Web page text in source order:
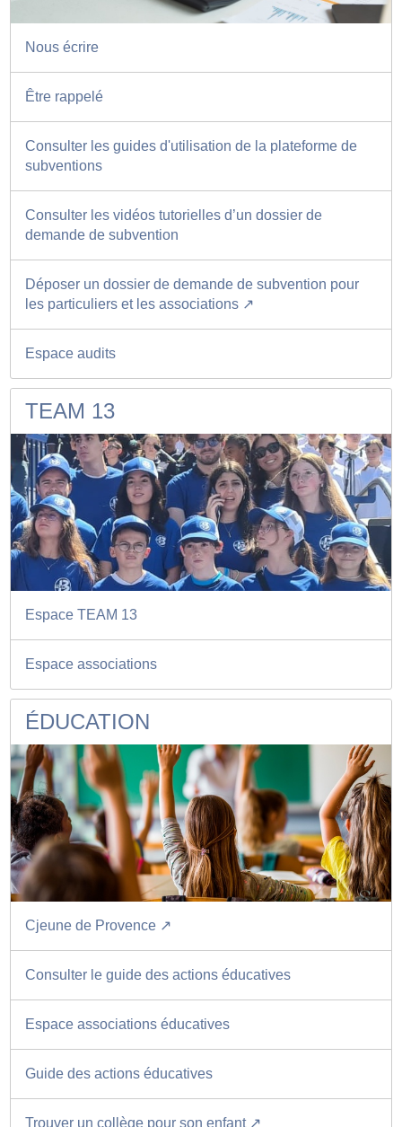
Nous écrire
Être rappelé
Consulter les guides d'utilisation de la plateforme de
subventions
Consulter les vidéos tutorielles d’un dossier de
demande de subvention
Déposer un dossier de demande de subvention pour
les particuliers et les associations ↗️
Espace audits
TEAM 13
Espace TEAM 13
Espace associations
ÉDUCATION
Cjeune de Provence ↗️
Consulter le guide des actions éducatives
Espace associations éducatives
Guide des actions éducatives
Trouver un collège pour son enfant ↗️